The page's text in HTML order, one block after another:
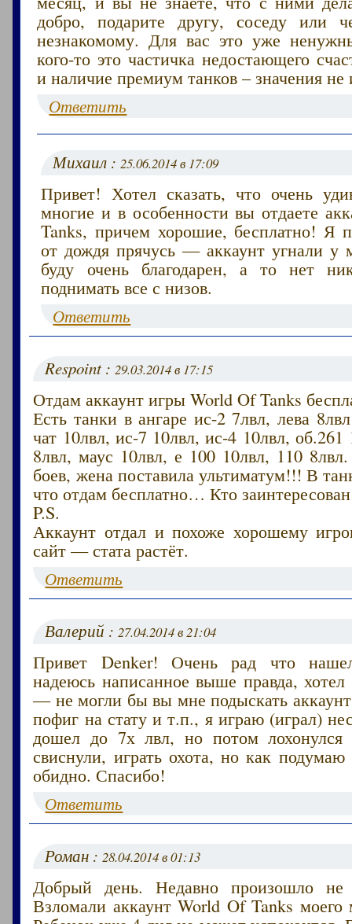
добро, подарите другу, соседу или
незнакомому. Для вас это уже
кого-то это частичка недостающего
и наличие премиум танков – значения не
Ответить
Михаил :25.06.2014 в 17:09
Привет! Хотел сказать, что очень
многие и в особенности вы отдаете
Tanks, причем хорошие, бесплатно! Я
от дождя прячусь — аккаунт угнали у
буду очень благодарен, а то нет
поднимать все с низов.
Ответить
Respoint :29.03.2014 в 17:15
Отдам аккаунт игры World Of Tanks
Есть танки в ангаре ис-2 7лвл, лева
чат 10лвл, ис-7 10лвл, ис-4 10лвл,
8лвл, маус 10лвл, е 100 10лвл, 110
боев, жена поставила ультиматум!!! В
что отдам бесплатно… Кто
P.S.
Аккаунт отдал и похоже хорошему
сайт — стата растёт.
Ответить
Валерий :27.04.2014 в 21:04
Привет Denker! Очень рад что
надеюсь написанное выше правда,
— не могли бы вы мне подыскать
пофиг на стату и т.п., я играю (играл)
дошел до 7х лвл, но потом
свиснули, играть охота, но как подумаю
обидно. Спасибо!
Ответить
Роман :28.04.2014 в 01:13
Добрый день. Недавно произошло не
Взломали аккаунт World Of Tanks